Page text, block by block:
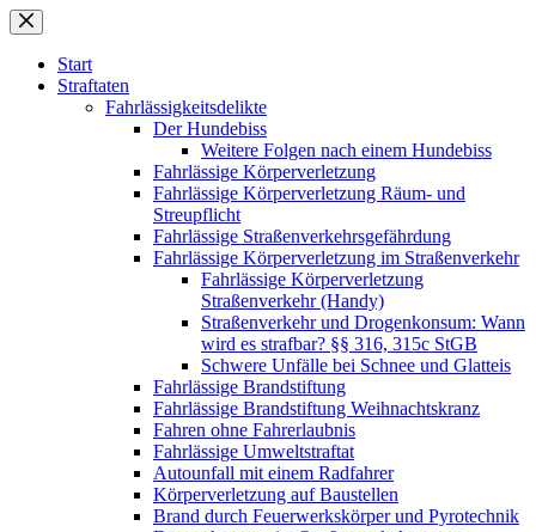
Zum
Inhalt
springenStart
Straftaten
Fahrlässigkeitsdelikte
Der Hundebiss
Weitere Folgen nach einem Hundebiss
Fahrlässige Körperverletzung
Fahrlässige Körperverletzung Räum- und
Streupflicht
Fahrlässige Straßenverkehrsgefährdung
Fahrlässige Körperverletzung im Straßenverkehr
Fahrlässige Körperverletzung
Straßenverkehr (Handy)
Straßenverkehr und Drogenkonsum: Wann
wird es strafbar? §§ 316, 315c StGB
Schwere Unfälle bei Schnee und Glatteis
Fahrlässige Brandstiftung
Fahrlässige Brandstiftung Weihnachtskranz
Fahren ohne Fahrerlaubnis
Fahrlässige Umweltstraftat
Autounfall mit einem Radfahrer
Körperverletzung auf Baustellen
Brand durch Feuerwerkskörper und Pyrotechnik